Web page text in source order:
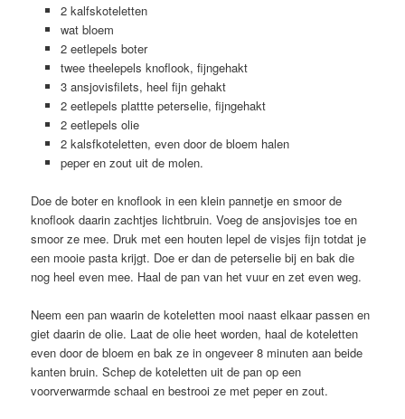
2 kalfskoteletten
wat bloem
2 eetlepels boter
twee theelepels knoflook, fijngehakt
3 ansjovisfilets, heel fijn gehakt
2 eetlepels plattte peterselie, fijngehakt
2 eetlepels olie
2 kalsfkoteletten, even door de bloem halen
peper en zout uit de molen.
Doe de boter en knoflook in een klein pannetje en smoor de
knoflook daarin zachtjes lichtbruin. Voeg de ansjovisjes toe en
smoor ze mee. Druk met een houten lepel de visjes fijn totdat je
een mooie pasta krijgt. Doe er dan de peterselie bij en bak die
nog heel even mee. Haal de pan van het vuur en zet even weg.
Neem een pan waarin de koteletten mooi naast elkaar passen en
giet daarin de olie. Laat de olie heet worden, haal de koteletten
even door de bloem en bak ze in ongeveer 8 minuten aan beide
kanten bruin. Schep de koteletten uit de pan op een
voorverwarmde schaal en bestrooi ze met peper en zout.